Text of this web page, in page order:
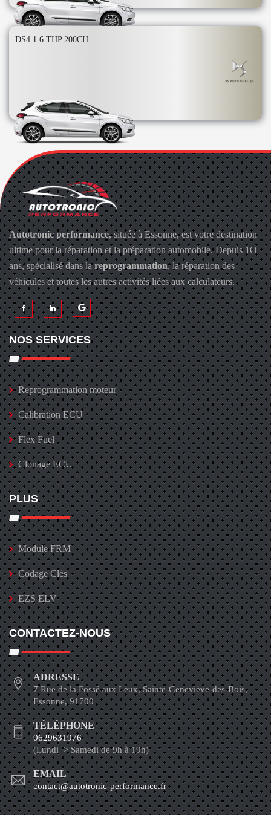
DS4 1.6 THP 200CH
Autotronic performance, située à Essonne, est votre destination
ultime pour la réparation et la préparation automobile. Depuis 1O
ans, spécialisé dans lareprogrammation, la réparation des
véhicules et toutes les autres activités liées aux calculateurs.
NOS SERVICES
Reprogrammation moteur
Calibration ECU
Flex Fuel
Clonage ECU
PLUS
Module FRM
Codage Clés
EZS ELV
CONTACTEZ-NOUS
ADRESSE
7 Rue de la Fossé aux Leux, Sainte-Geneviève-des-Bois,
Essonne, 91700
TÉLÉPHONE
0629631976
(Lundi=> Samedi de 9h à 19h)
EMAIL
contact@autotronic-performance.fr